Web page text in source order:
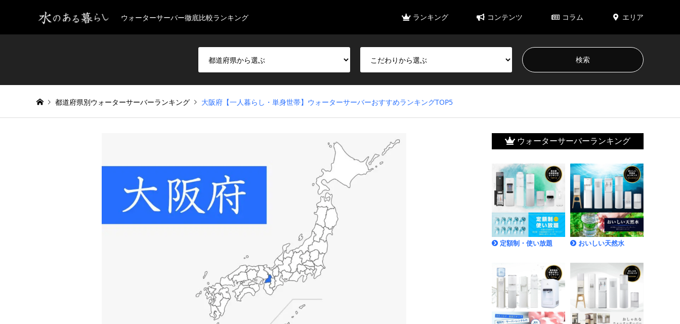
ウォーターサーバー徹底比較ランキング ランキング コンテンツ コラム エリア
都道府県別ウォーターサーバーランキング 大阪府【一人暮らし・単身世帯】ウォーターサーバーおすすめランキングTOP5
ウォーターサーバーランキング
定額制・使い放題 おいしい天然水